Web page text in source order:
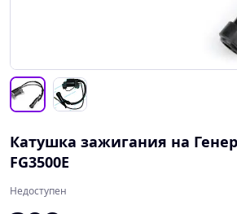
Катушка зажигания на
FG3500E
Недоступен